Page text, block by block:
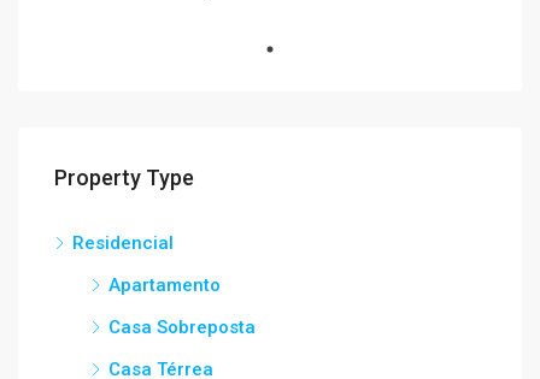
Property Type
Residencial
Apartamento
Casa Sobreposta
Casa Térrea